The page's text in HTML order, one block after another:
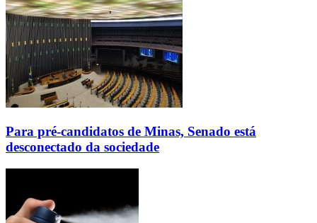
Para pré-candidatos de Minas, Senado está
desconectado da sociedade